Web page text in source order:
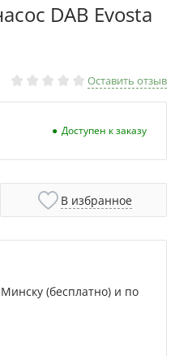
DAB Evosta
Оставить отзыв
Доступен к заказу
В избранное
(бесплатно) и по